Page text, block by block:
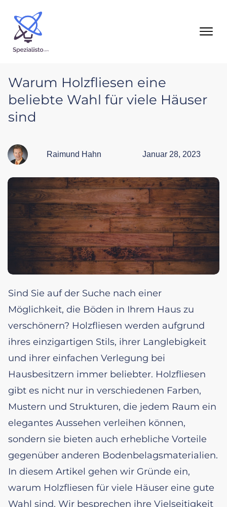
Warum Holzfliesen eine
beliebte Wahl für viele Häuser
sind
Raimund Hahn Januar 28, 2023
Sind Sie auf der Suche nach einer
Möglichkeit, die Böden in Ihrem Haus zu
verschönern? Holzfliesen werden aufgrund
ihres einzigartigen Stils, ihrer Langlebigkeit
und ihrer einfachen Verlegung bei
Hausbesitzern immer beliebter. Holzfliesen
gibt es nicht nur in verschiedenen Farben,
Mustern und Strukturen, die jedem Raum ein
elegantes Aussehen verleihen können,
sondern sie bieten auch erhebliche Vorteile
gegenüber anderen Bodenbelagsmaterialien.
In diesem Artikel gehen wir Gründe ein,
warum Holzfliesen für viele Häuser eine gute
Wahl sind. Wir besprechen ihre Vielseitigkeit